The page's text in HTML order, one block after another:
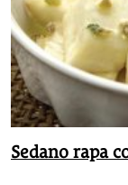
Sedano rapa